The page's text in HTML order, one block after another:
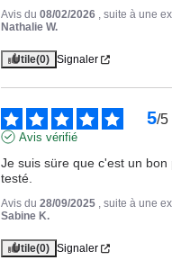
Avis du 08/02/2026 , suite à une
Nathalie W.
Utile(0) Signaler
5/5
Avis vérifié
Je suis süre que c'est un
testé.
Avis du 28/09/2025 , suite à une
Sabine K.
Utile(0) Signaler